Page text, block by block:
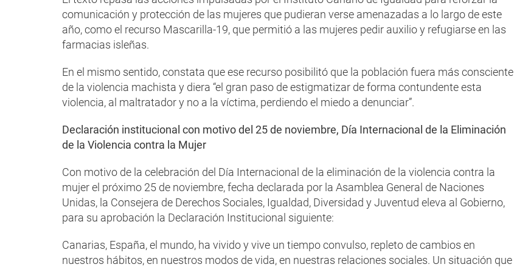
comunicación y protección de las mujeres que pudieran verse amenazadas a lo largo de este
año, como el recurso Mascarilla-19, que permitió a las mujeres pedir auxilio y refugiarse en las
farmacias isleñas.
En el mismo sentido, constata que ese recurso posibilitó que la población fuera más consciente
de la violencia machista y diera “el gran paso de estigmatizar de forma contundente esta
violencia, al maltratador y no a la víctima, perdiendo el miedo a denunciar”.
Declaración institucional con motivo del 25 de noviembre, Día Internacional de la Eliminación
de la Violencia contra la Mujer
Con motivo de la celebración del Día Internacional de la eliminación de la violencia contra la
mujer el próximo 25 de noviembre, fecha declarada por la Asamblea General de Naciones
Unidas, la Consejera de Derechos Sociales, Igualdad, Diversidad y Juventud eleva al Gobierno,
para su aprobación la Declaración Institucional siguiente:
Canarias, España, el mundo, ha vivido y vive un tiempo convulso, repleto de cambios en
nuestros hábitos, en nuestros modos de vida, en nuestras relaciones sociales. Un situación que